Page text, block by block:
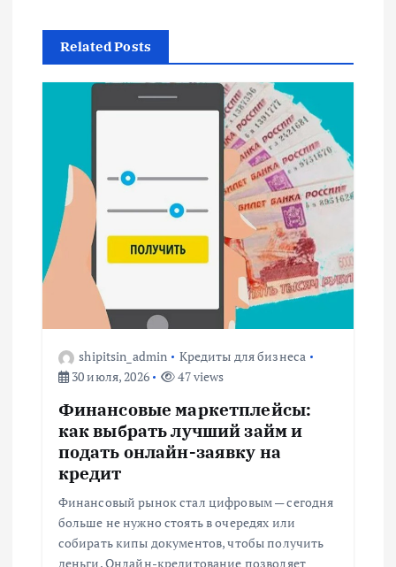
г
а
п
о
з
Related Posts
shipitsin_admin
Кредиты для бизнеса
30 июля, 2026
47 views
Финансовые маркетплейсы:
как выбрать лучший займ и
подать онлайн-заявку на
кредит
Финансовый рынок стал цифровым — сегодня
больше не нужно стоять в очередях или
собирать кипы документов, чтобы получить
деньги. Онлайн-кредитование позволяет